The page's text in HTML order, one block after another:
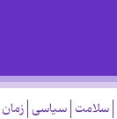
سلامت سیاسی